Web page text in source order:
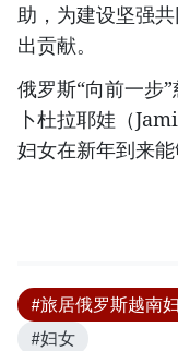
助，为建设坚强
出贡献。
俄罗斯“向前一步
卜杜拉耶娃（
妇女在新年到来能
#旅居俄罗斯越南
#妇女